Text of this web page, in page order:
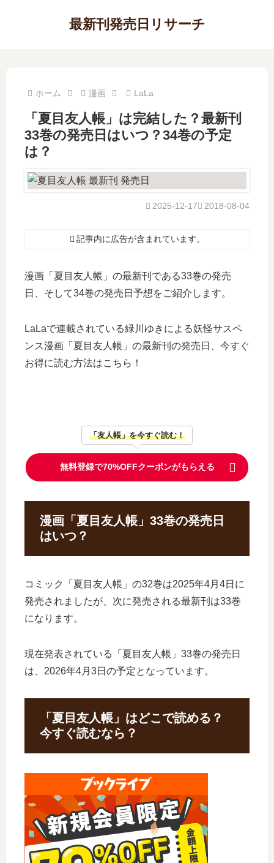
最新刊発売日リサーチ
ホーム 漫画 LaLa
「夏目友人帳」は完結した？最新刊
33巻の発売日はいつ？34巻の予定
は？
2018-08-04
2025-12-17
記事内に広告が含まれています。
漫画「夏目友人帳」の最新刊である33巻の発売
日、そして34巻の発売日予想をご紹介します。
LaLaで連載されている緑川ゆきによる妖怪サスペ
ンス漫画「夏目友人帳」の最新刊の発売日、今すぐ
お得に読む方法はこちら！
「友人帳」を今すぐ読む！
無料登録で70%OFFクーポンがもらえる
漫画「夏目友人帳」33巻の発売日
はいつ？
コミック「夏目友人帳」の32巻は2025年4月4日に
発売されましたが、次に発売される最新刊は33巻
になります。
現在発表されている「夏目友人帳」33巻の発売日
は、2026年4月3日の予定となっています。
「夏目友人帳」はどこで読める？
今すぐ読むなら？